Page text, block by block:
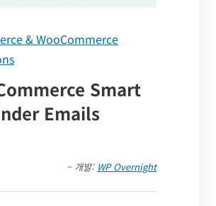
& WooCommerce
Smart
Emails
– 개발: WP Overnight